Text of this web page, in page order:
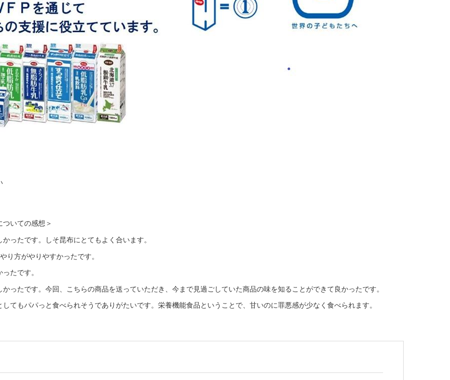
いての感想＞
ったです。しそ昆布にとてもよく合います。
り方がやりやすかったです。
たです。
ったです。今回、こちらの商品を送っていただき、今まで見過ごしていた商品の味を知ることができて良かったです。
てもパパっと食べられそうでありがたいです。栄養機能食品ということで、甘いのに罪悪感が少なく食べられます。